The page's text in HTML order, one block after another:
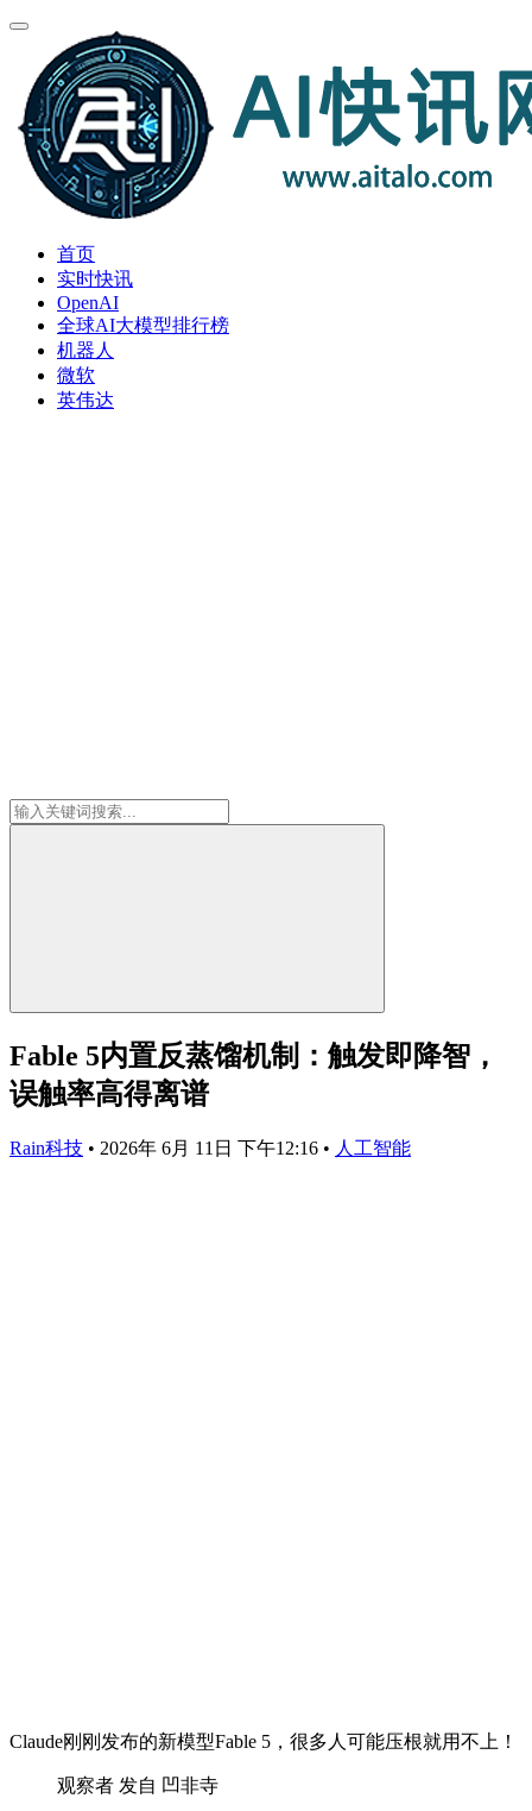
首页
实时快讯
OpenAI
全球AI大模型排行榜
机器人
微软
英伟达
Fable 5内置反蒸馏机制：触发即降智，
误触率高得离谱
Rain科技 • 2026年 6月 11日 下午12:16 • 人工智能
Claude刚刚发布的新模型Fable 5，很多人可能压根就用不上！
观察者 发自 凹非寺